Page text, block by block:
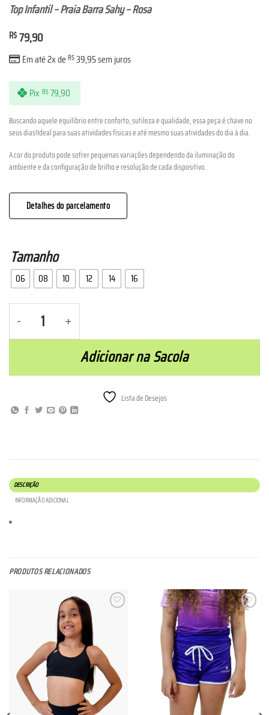
Top Infantil – Praia Barra Sahy – Rosa
R$79,90
Em até 2x de R$39,95sem juros
Pix R$79,90
Buscando aquele equilíbrio entre conforto, sutileza e qualidade, essa peça é chave no
seus dias!Ideal para suas atividades físicas e até mesmo suas atividades do dia à dia.
A cor do produto pode sofrer pequenas variações dependendo da iluminação do
ambiente e da configuração de brilho e resolução de cada dispositivo.
Detalhes do parcelamento
Tamanho
06 08 10 12 14 16
Adicionar na Sacola
Lista de Desejos
DESCRIÇÃO
INFORMAÇÃO ADICIONAL
PRODUTOS RELACIONADOS
Lista de
Desejos